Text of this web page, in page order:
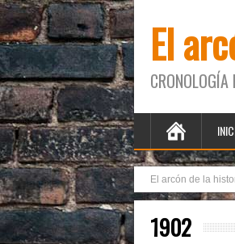
El
El arcón de la
1902